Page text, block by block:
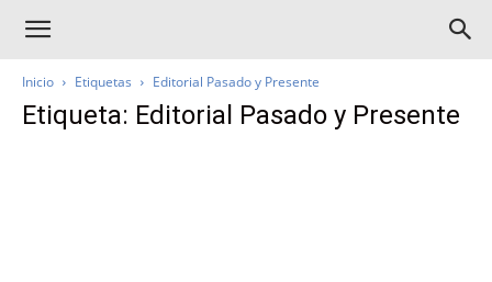
Inicio Etiquetas Editorial Pasado y Presente
Etiqueta: Editorial Pasado y Presente